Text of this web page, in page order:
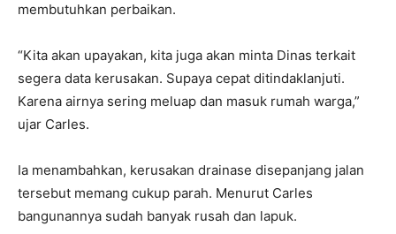
membutuhkan perbaikan.
“Kita akan upayakan, kita juga akan minta Dinas terkait
segera data kerusakan. Supaya cepat ditindaklanjuti.
Karena airnya sering meluap dan masuk rumah warga,”
ujar Carles.
Ia menambahkan, kerusakan drainase disepanjang jalan
tersebut memang cukup parah. Menurut Carles
bangunannya sudah banyak rusah dan lapuk.